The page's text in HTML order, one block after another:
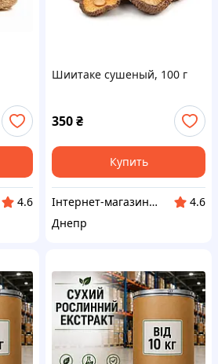
4.6
Шиитаке сушеный, 100 г
350₴
Купить
Інтернет-магазин "Klever"
4.6
Днепр